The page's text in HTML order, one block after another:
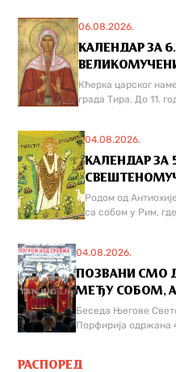
06.08.2026.
КАЛЕНДАР ЗА
Кћерка царског
града Тира. До 11.
04.08.2026.
КАЛЕНДАР ЗА
Родом од
са собом у Рим, где
04.08.2026.
ПОЗВАНИ СМО
МЕЂУ СОБОМ,
Беседа Његове
Порфирија одржана
РАСПОРЕД